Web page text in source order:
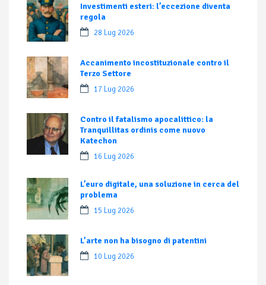
Investimenti esteri: l’eccezione diventa
regola
28 Lug 2026
Accanimento incostituzionale contro il
Terzo Settore
17 Lug 2026
Contro il fatalismo apocalittico: la
Tranquillitas ordinis come nuovo
Katechon
16 Lug 2026
L’euro digitale, una soluzione in cerca del
problema
15 Lug 2026
L’arte non ha bisogno di patentini
10 Lug 2026